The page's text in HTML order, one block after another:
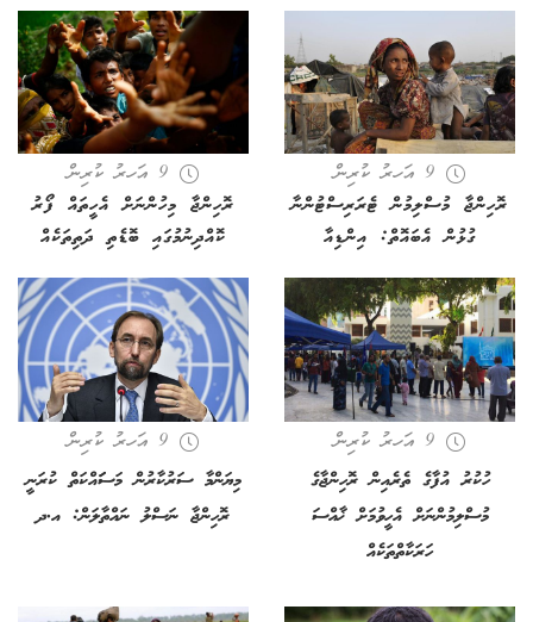
9 އަހރު ކުރިން
ރޮހިންޖާ މުސްލިމުން ޓެރަރިސްޓުންނާ
ގުޅުން އެބައޮތް: އިންޑިއާ
9 އަހރު ކުރިން
ރޮހިންޖާ މިހުންނަށް އެހީތައް ފޯރު
ކޮއްދިނުމުގައި ބޮޑެތި ދަތިތަކެއް
9 އަހރު ކުރިން
ހުކުރު އުފާގެ ތެރެއިން ރޮހިންޖާގެ
މުސްލިމުންނަށް އެހީވުމަށް ޚާއްސަ
ހަރަކާތްތަކެއް
9 އަހރު ކުރިން
މިޔަންމާ ސަރުކާރުން މަސަައްކަތް ކުރަނީ
ރޮހިންޖާ ނަސްލު ނައްތާލަން: އ.ދ